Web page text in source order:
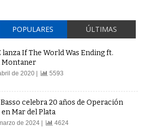
POPULARES ÚLTIMAS
lanza If The World Was Ending ft.
Montaner
de 2020 | 5593
celebra 20 años de Operación
Mar del Plata
de 2024 | 4624